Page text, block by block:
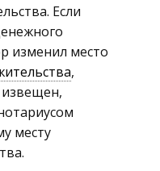
Если
изменил место
,
месту